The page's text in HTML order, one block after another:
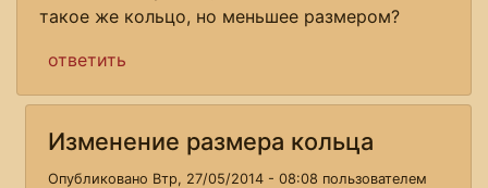
такое же кольцо, но меньшее размером?
ответить
Изменение размера кольца
Опубликовано Втр, 27/05/2014 - 08:08 пользователем